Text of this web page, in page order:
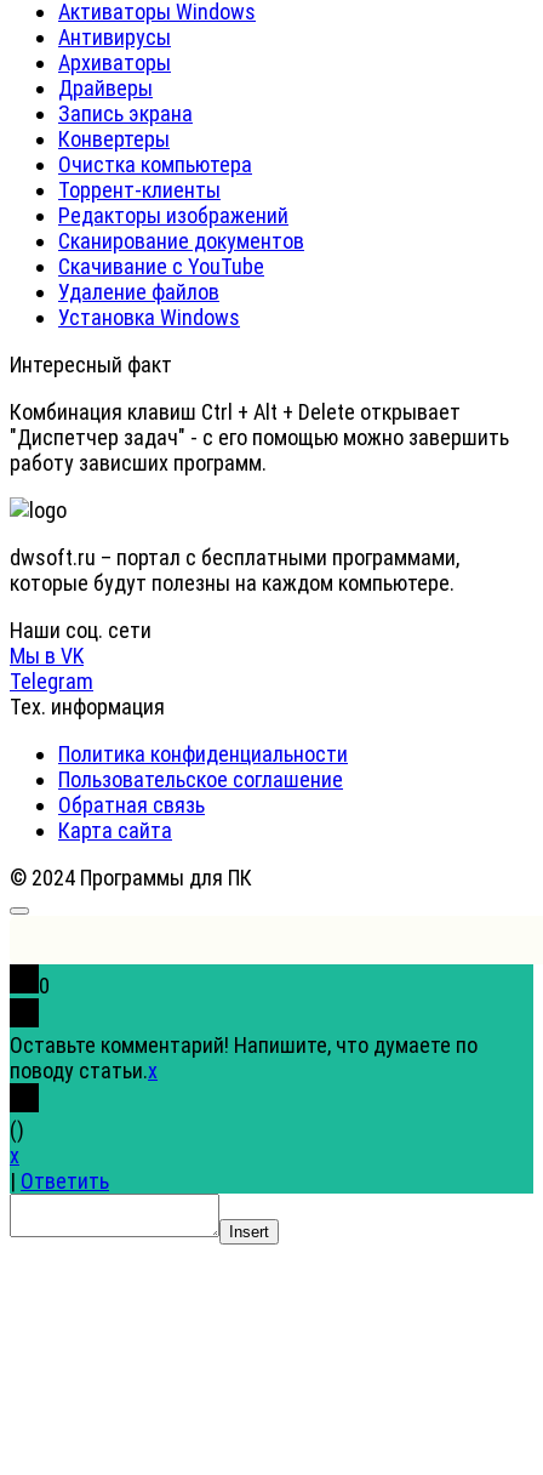
Активаторы Windows
Антивирусы
Архиваторы
Драйверы
Запись экрана
Конвертеры
Очистка компьютера
Торрент-клиенты
Редакторы изображений
Сканирование документов
Скачивание с YouTube
Удаление файлов
Установка Windows
Интересный факт
Комбинация клавиш Ctrl + Alt + Delete открывает
"Диспетчер задач" - с его помощью можно завершить
работу зависших программ.
dwsoft.ru – портал с бесплатными программами,
которые будут полезны на каждом компьютере.
Наши соц. сети
Мы в VK
Telegram
Тех. информация
Политика конфиденциальности
Пользовательское соглашение
Обратная связь
Карта сайта
© 2024 Программы для ПК
0
Оставьте комментарий! Напишите, что думаете по
поводу статьи.x
()
x
| Ответить
Insert